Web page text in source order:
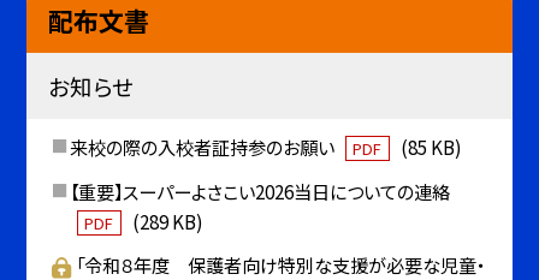
配布文書
お知らせ
来校の際の入校者証持参のお願い PDF
(85 KB)
【重要】スーパーよさこい2026当日についての連絡
PDF
(289 KB)
「令和８年度 保護者向け特別な支援が必要な児童・